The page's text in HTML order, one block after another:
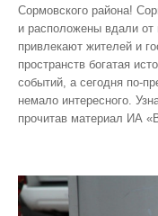
Сормовского района!
и расположены вдали от
привлекают жителей и
пространств богатая
событий, а сегодня
немало интересного.
прочитав материал ИА